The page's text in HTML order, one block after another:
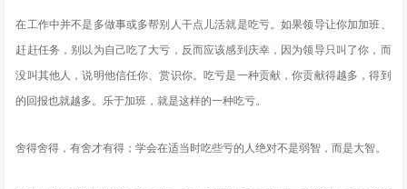
在工作中并不是多做事或多帮别人干点儿活就是吃亏。如果领导让你加加班、
赶赶任务，别以为自己吃了大亏，反而应该感到庆幸，因为领导只叫了你，而
没叫其他人，说明他信任你、赏识你。吃亏是一种贡献，你贡献得越多，得到
的回报也就越多。乐于加班，就是这样的一种吃亏。
舍得舍得，有舍才有得；学会在适当时吃些亏的人绝对不是弱智，而是大智。